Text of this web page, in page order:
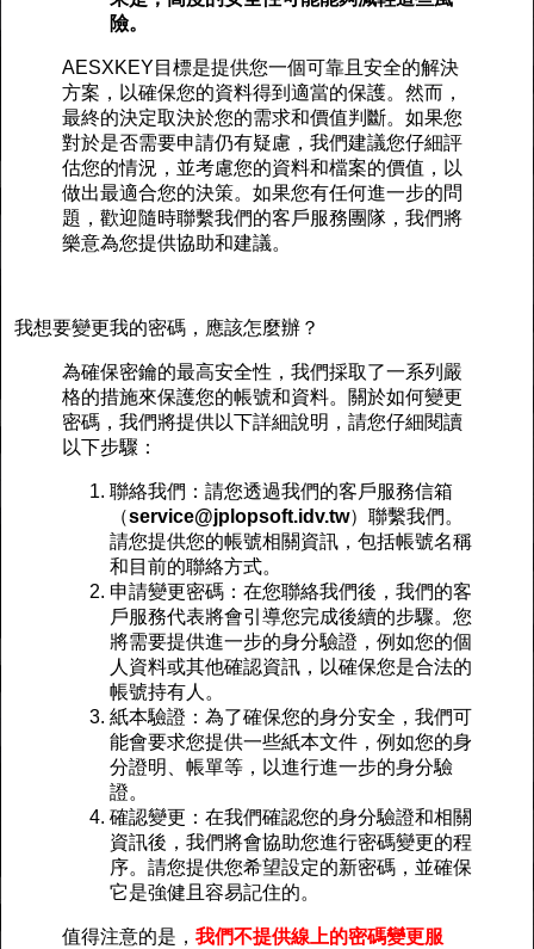
險。
AESXKEY目標是提供您一個可靠且安全的解決
方案，以確保您的資料得到適當的保護。然而，
最終的決定取決於您的需求和價值判斷。如果您
對於是否需要申請仍有疑慮，我們建議您仔細評
估您的情況，並考慮您的資料和檔案的價值，以
做出最適合您的決策。如果您有任何進一步的問
題，歡迎隨時聯繫我們的客戶服務團隊，我們將
樂意為您提供協助和建議。
我想要變更我的密碼，應該怎麼辦？
為確保密鑰的最高安全性，我們採取了一系列嚴
格的措施來保護您的帳號和資料。關於如何變更
密碼，我們將提供以下詳細說明，請您仔細閱讀
以下步驟：
聯絡我們：請您透過我們的客戶服務信箱
（service@jplopsoft.idv.tw）聯繫我們。
請您提供您的帳號相關資訊，包括帳號名稱
和目前的聯絡方式。
申請變更密碼：在您聯絡我們後，我們的客
戶服務代表將會引導您完成後續的步驟。您
將需要提供進一步的身分驗證，例如您的個
人資料或其他確認資訊，以確保您是合法的
帳號持有人。
紙本驗證：為了確保您的身分安全，我們可
能會要求您提供一些紙本文件，例如您的身
分證明、帳單等，以進行進一步的身分驗
證。
確認變更：在我們確認您的身分驗證和相關
資訊後，我們將會協助您進行密碼變更的程
序。請您提供您希望設定的新密碼，並確保
它是強健且容易記住的。
值得注意的是， 我們不提供線上的密碼變更服